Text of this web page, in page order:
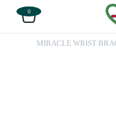
0
MIRACLE WRIST